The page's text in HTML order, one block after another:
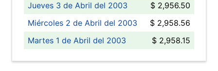
Jueves 3 de Abril del 2003
$ 2,956.50
Miércoles 2 de Abril del 2003
$ 2,958.56
Martes 1 de Abril del 2003
$ 2,958.15